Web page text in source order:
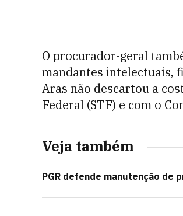
O procurador-geral
mandantes intelectuais,
Aras não descartou a
Federal (STF) e com o
Veja também
PGR defende manutenção de